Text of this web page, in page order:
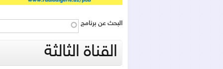
‏البحث عن برنامج ‏
القناة الثالثة